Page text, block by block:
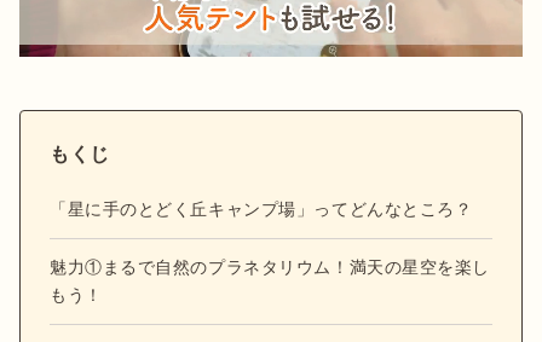
もくじ
「星に手のとどく丘キャンプ場」ってどんなところ？
魅力①まるで自然のプラネタリウム！満天の星空を楽し
もう！